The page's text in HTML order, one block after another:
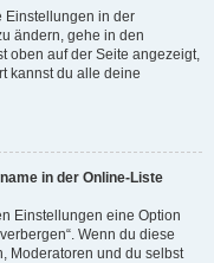
Einstellungen in der
ändern, gehe in den
oben auf der Seite angezeigt,
kannst du alle deine
in der Online-Liste
Einstellungen eine Option
Wenn du diese
Moderatoren und du selbst